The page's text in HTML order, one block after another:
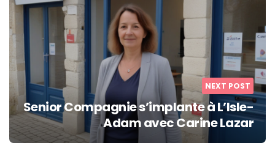
NEXT POST
Senior Compagnie s’implante à L’Isle-
Adam avec Carine Lazar